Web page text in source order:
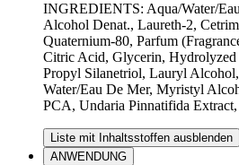
INGREDIENTS: Aqua/Water/
Alcohol Denat., Laureth-2,
Quaternium-80, Parfum
Citric Acid, Glycerin, Hydrolyzed
Propyl Silanetriol, Lauryl
Water/Eau De Mer, Myristyl
PCA, Undaria Pinnatifida
Liste mit Inhaltsstoffen ausblenden
ANWENDUNG